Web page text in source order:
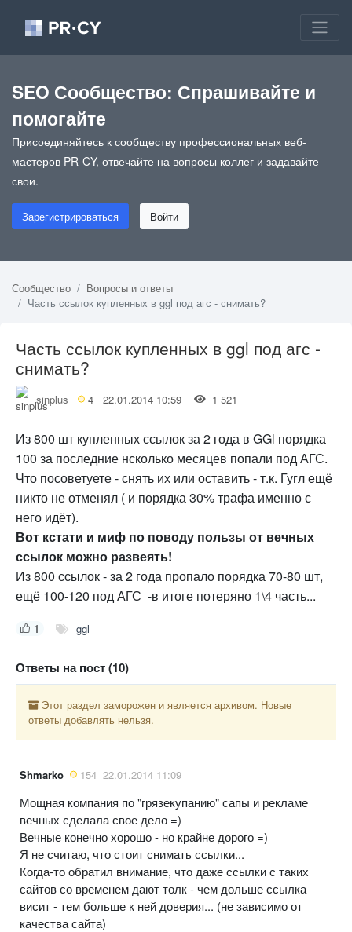
SEO Сообщество: Спрашивайте и
помогайте
Присоединяйтесь к сообществу профессиональных веб-
мастеров PR-CY, отвечайте на вопросы коллег и задавайте
свои.
Зарегистрироваться Войти
Сообщество
Вопросы и ответы
Часть ссылок купленных в ggl под агс - снимать?
Часть ссылок купленных в ggl под агс -
снимать?
sinplus 4 22.01.2014 10:59 1 521
Из 800 шт купленных ссылок за 2 года в GGl порядка
100 за последние нсколько месяцев попали под АГС.
Что посоветуете - снять их или оставить - т.к. Гугл ещё
никто не отменял ( и порядка 30% трафа именно с
него идёт).
Вот кстати и миф по поводу пользы от вечных
ссылок можно развеять!
Из 800 ссылок - за 2 года пропало порядка 70-80 шт,
ещё 100-120 под АГС -в итоге потеряно 1\4 часть...
1 ggl
Ответы на пост (10)
Этот раздел заморожен и является архивом. Новые
ответы добавлять нельзя.
Shmarko 154 22.01.2014 11:09
Мощная компания по "грязекупанию" сапы и рекламе
вечных сделала свое дело =)
Вечные конечно хорошо - но крайне дорого =)
Я не считаю, что стоит снимать ссылки...
Когда-то обратил внимание, что даже ссылки с таких
сайтов со временем дают толк - чем дольше ссылка
висит - тем больше к ней доверия... (не зависимо от
качества сайта)